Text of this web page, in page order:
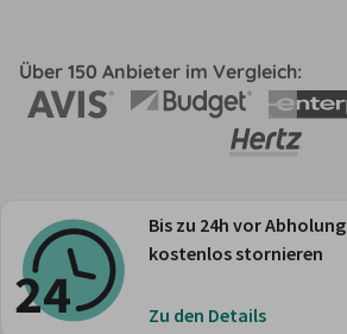
Über 150 Anbieter im Vergleich:
Bis zu 24h vor Abholung
kostenlos stornieren
Zu den Details